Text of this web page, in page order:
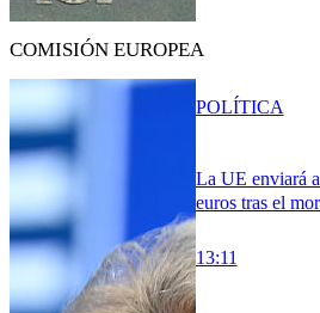
COMISIÓN EUROPEA
La UE enviará
euros tras el
13:11
POLÍTICA